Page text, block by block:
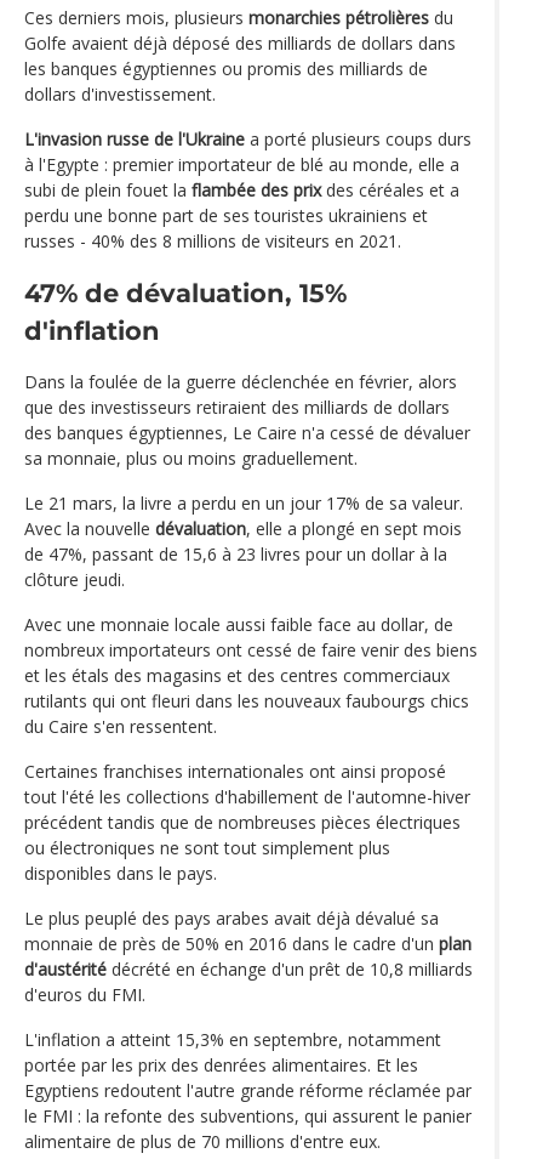
Ces derniers mois, plusieurs monarchies pétrolières du
Golfe avaient déjà déposé des milliards de dollars dans
les banques égyptiennes ou promis des milliards de
dollars d'investissement.
L'invasion russe de l'Ukraine a porté plusieurs coups durs
à l'Egypte : premier importateur de blé au monde, elle a
subi de plein fouet la flambée des prixdes céréales et a
perdu une bonne part de ses touristes ukrainiens et
russes - 40% des 8 millions de visiteurs en 2021.
47% de dévaluation, 15%
d'inflation
Dans la foulée de la guerre déclenchée en février, alors
que des investisseurs retiraient des milliards de dollars
des banques égyptiennes, Le Caire n'a cessé de dévaluer
sa monnaie, plus ou moins graduellement.
Le 21 mars, la livre a perdu en un jour 17% de sa valeur.
Avec la nouvelle dévaluation, elle a plongé en sept mois
de 47%, passant de 15,6 à 23 livres pour un dollar à la
clôture jeudi.
Avec une monnaie locale aussi faible face au dollar, de
nombreux importateurs ont cessé de faire venir des biens
et les étals des magasins et des centres commerciaux
rutilants qui ont fleuri dans les nouveaux faubourgs chics
du Caire s'en ressentent.
Certaines franchises internationales ont ainsi proposé
tout l'été les collections d'habillement de l'automne-hiver
précédent tandis que de nombreuses pièces électriques
ou électroniques ne sont tout simplement plus
disponibles dans le pays.
Le plus peuplé des pays arabes avait déjà dévalué sa
monnaie de près de 50% en 2016 dans le cadre d'un plan
d'austérité décrété en échange d'un prêt de 10,8 milliards
d'euros du FMI.
L'inflation a atteint 15,3% en septembre, notamment
portée par les prix des denrées alimentaires. Et les
Egyptiens redoutent l'autre grande réforme réclamée par
le FMI : la refonte des subventions, qui assurent le panier
alimentaire de plus de 70 millions d'entre eux.